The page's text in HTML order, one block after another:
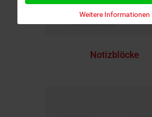
Notizblöcke
Weitere Informationen